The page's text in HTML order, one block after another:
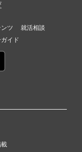
ツ
就活相談
イド
載